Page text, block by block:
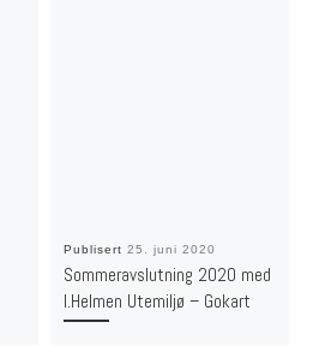
Publisert 25. juni 2020
Sommeravslutning 2020 med
I.Helmen Utemiljø – Gokart